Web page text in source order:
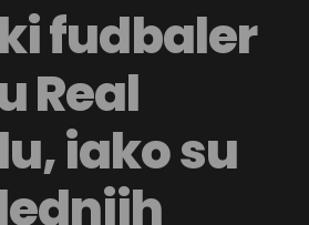
fudbaler
Real
iako su